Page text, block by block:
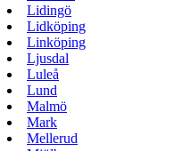
Lidingö
Lidköping
Linköping
Ljusdal
Luleå
Lund
Malmö
Mark
Mellerud